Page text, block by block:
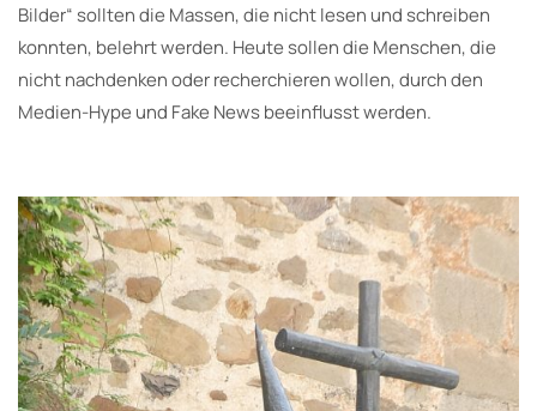
Bilder“ sollten die Massen, die nicht lesen und schreiben
konnten, belehrt werden. Heute sollen die Menschen, die
nicht nachdenken oder recherchieren wollen, durch den
Medien-Hype und Fake News beeinflusst werden.